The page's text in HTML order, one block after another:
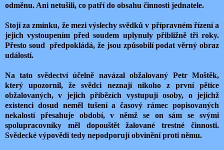
odměnu. Ani netušili, co patří do obsahu činnosti jednatele.
Stojí za zmínku, že mezi výslechy svědků v přípravném řízení a
jejich vystoupením před soudem uplynuly přibližně tři roky.
Přesto soud předpokládá, že jsou způsobilí podat věrný obraz
událostí.
Na tato svědectví účelně navázal obžalovaný Petr Moštěk,
který upozornil, že svědci neznají nikoho z první pětice
obžalovaných, v jejich příbězích vystupují osoby, o jejichž
existenci dosud neměl tušení a časový rámec popisovaných
nekalostí přesahuje období, v němž se on sám se svými
spolupracovníky měl dopouštět žalované trestné činnosti.
Svědecké výpovědi tedy nepodporují obvinění proti němu.